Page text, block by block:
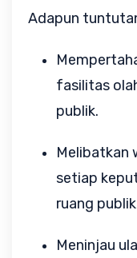
Adapun
fasilitas
publik.
Melibatkan
setiap
ruang
Meninjau